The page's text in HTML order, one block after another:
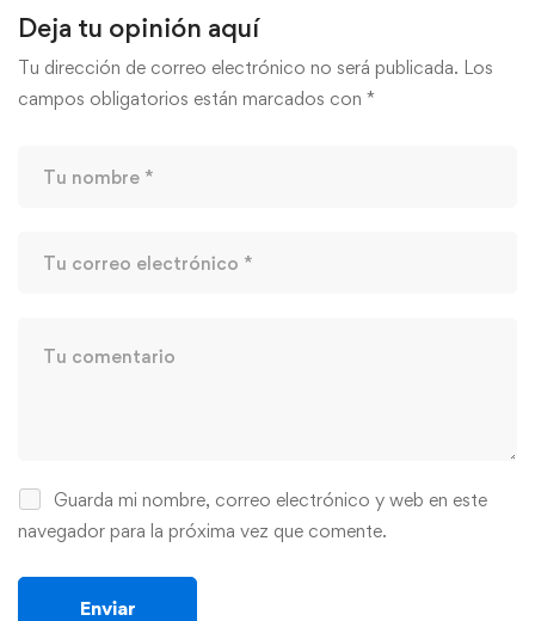
Deja tu opinión aquí
Tu dirección de correo electrónico no será publicada. Los
campos obligatorios están marcados con *
Guarda mi nombre, correo electrónico y web en este
navegador para la próxima vez que comente.